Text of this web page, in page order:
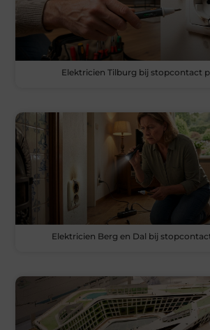
Elektricien Tilburg bij stopcontact
Elektricien Berg en Dal bij